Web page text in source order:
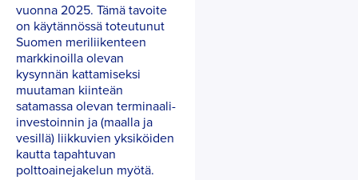
vuonna 2025. Tämä tavoite
on käytännössä toteutunut
Suomen meriliikenteen
markkinoilla olevan
kysynnän kattamiseksi
muutaman kiinteän
satamassa olevan terminaali-
investoinnin ja (maalla ja
vesillä) liikkuvien yksiköiden
kautta tapahtuvan
polttoainejakelun myötä.